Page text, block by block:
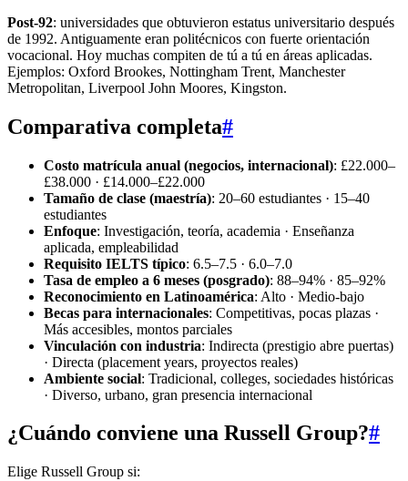
Post-92: universidades que obtuvieron estatus universitario después
de 1992. Antiguamente eran politécnicos con fuerte orientación
vocacional. Hoy muchas compiten de tú a tú en áreas aplicadas.
Ejemplos: Oxford Brookes, Nottingham Trent, Manchester
Metropolitan, Liverpool John Moores, Kingston.
Comparativa completa#
Costo matrícula anual (negocios, internacional): £22.000–
£38.000 · £14.000–£22.000
Tamaño de clase (maestría): 20–60 estudiantes · 15–40
estudiantes
Enfoque: Investigación, teoría, academia · Enseñanza
aplicada, empleabilidad
Requisito IELTS típico: 6.5–7.5 · 6.0–7.0
Tasa de empleo a 6 meses (posgrado): 88–94% · 85–92%
Reconocimiento en Latinoamérica: Alto · Medio-bajo
Becas para internacionales: Competitivas, pocas plazas ·
Más accesibles, montos parciales
Vinculación con industria: Indirecta (prestigio abre puertas)
· Directa (placement years, proyectos reales)
Ambiente social: Tradicional, colleges, sociedades históricas
· Diverso, urbano, gran presencia internacional
¿Cuándo conviene una Russell Group?#
Elige Russell Group si: